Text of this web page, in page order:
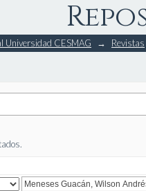
Universidad CESMAG → Revistas